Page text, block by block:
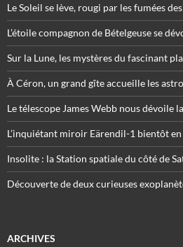
Le Soleil se lève, rougi par les fumées
L’étoile compagnon de Bételgeuse se
Sur la Lune, les mystères du fascinant
À Céron, un grand gîte accueille les
Le télescope James Webb nous dévoile
L’inquiétant miroir Eärendil-1 bientôt
Insolite : la Station spatiale du côté de
Découverte de deux curieuses
ARCHIVES